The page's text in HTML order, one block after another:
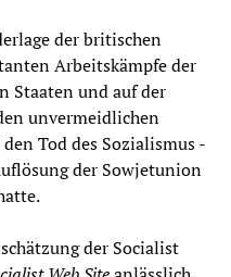
der britischen
Arbeitskämpfe der
Staaten und auf der
unvermeidlichen
Tod des Sozialismus -
der Sowjetunion
der Socialist